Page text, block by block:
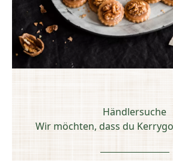
Händlersuche
Wir möchten, dass du